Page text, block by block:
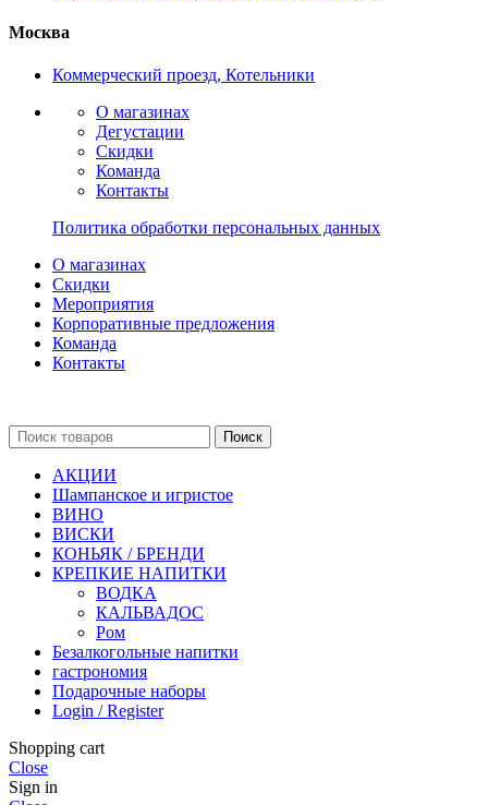
Москва
Коммерческий проезд, Котельники
О магазинах
Дегустации
Скидки
Команда
Контакты
Политика обработки персональных данных
О магазинах
Скидки
Мероприятия
Корпоративные предложения
Команда
Контакты
Поиск
АКЦИИ
Шампанское и игристое
ВИНО
ВИСКИ
КОНЬЯК / БРЕНДИ
КРЕПКИЕ НАПИТКИ
ВОДКА
КАЛЬВАДОС
Ром
Безалкогольные напитки
гастрономия
Подарочные наборы
Login / Register
Shopping cart
Close
Sign in